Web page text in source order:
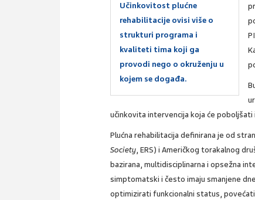
Učinkovitost plućne
rehabilitacije ovisi više o
strukturi programa i
kvaliteti tima koji ga
provodi nego o okruženju u
kojem se događa.
učinkovita intervencija koja će
Plućna rehabilitacija definirana je od
Society, ERS) i Američkog torakalnog
bazirana, multidisciplinarna i opsežna
simptomatski i često imaju smanjene
optimizirati funkcionalni status,